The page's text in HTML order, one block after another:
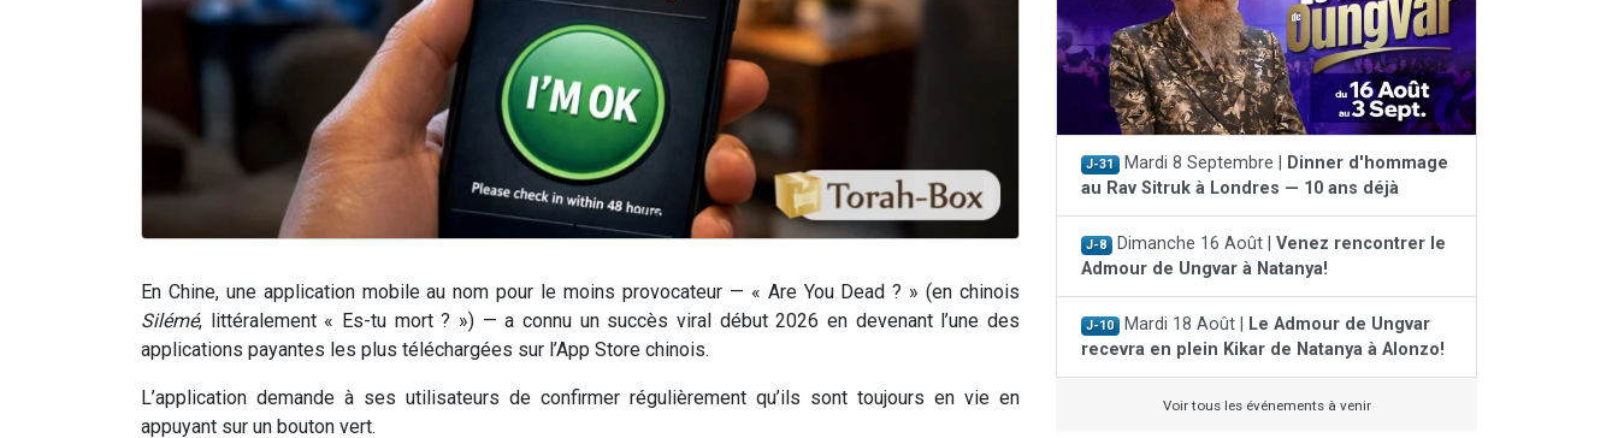
En Chine, une application mobile au nom pour le moins provocateur — « Are You Dead ? » (en chinois
Silémé, littéralement « Es-tu mort ? ») — a connu un succès viral début 2026 en devenant l’une des
applications payantes les plus téléchargées sur l’App Store chinois.
L’application demande à ses utilisateurs de confirmer régulièrement qu’ils sont toujours en vie en
appuyant sur un bouton vert.
J-31 Mardi 8 Septembre |
Dinner d'hommage
au Rav Sitruk à Londres — 10 ans déjà
J-8 Dimanche 16 Août | Venez rencontrer le
Admour de Ungvar à Natanya!
J-10 Mardi 18 Août |
Le Admour de Ungvar
recevra en plein Kikar de Natanya à Alonzo!
Voir tous les événements à venir